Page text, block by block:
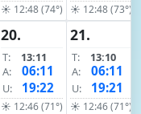
☀ 12:48 (74°) ☀ 12:48 (73°)
20.
T:
13:11
A:
06:11
U: 19:22
☀ 12:46 (71°)
21.
T:
13:10
A:
06:11
U: 19:21
☀ 12:46 (71°)